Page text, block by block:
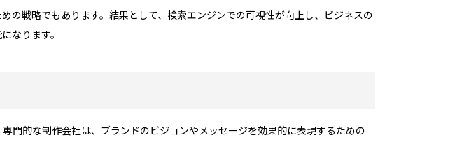
の戦略でもあります。結果として、検索エンジンでの可視性が向上し、ビジネスの
なります。
門的な制作会社は、ブランドのビジョンやメッセージを効果的に表現するための